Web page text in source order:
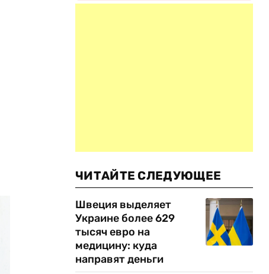
ЧИТАЙТЕ СЛЕДУЮЩЕЕ
Швеция выделяет
Украине более 629
тысяч евро на
медицину: куда
направят деньги